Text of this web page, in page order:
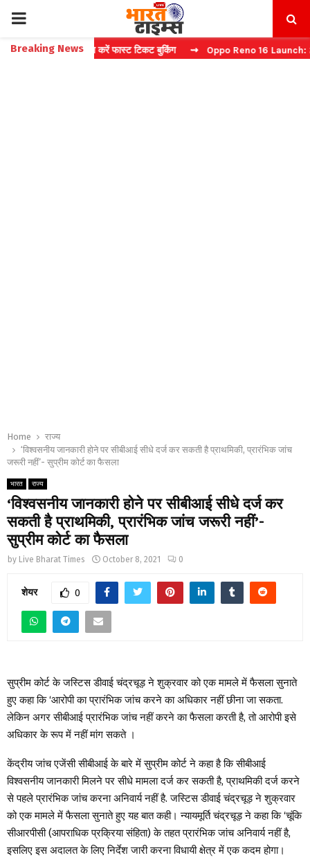
PRIMARY
MENU
Breaking News
बिना कैप्चा करें फास्ट टिकट बुकिंग ⇝ Oppo Reno 16 Launch: 2 जुलाई
Home
राज्य
‘विश्वसनीय जानकारी होने पर सीबीआई सीधे दर्ज कर सकती है प्राथमिकी, प्रारंभिक जांच
जरूरी नहीं’- सुप्रीम कोर्ट का फैसला
भारत राज्य
‘विश्वसनीय जानकारी होने पर सीबीआई सीधे दर्ज कर
सकती है प्राथमिकी, प्रारंभिक जांच जरूरी नहीं’-
सुप्रीम कोर्ट का फैसला
by Live Bharat Times October 8, 2021 0
शेयर 0
सुप्रीम कोर्ट के जस्टिस डीवाई चंद्रचूड़ ने शुक्रवार को एक मामले में फैसला सुनाते
हुए कहा कि ‘आरोपी का प्रारंभिक जांच करने का अधिकार नहीं छीना जा सकता.
लेकिन अगर सीबीआई प्रारंभिक जांच नहीं करने का फैसला करती है, तो आरोपी इसे
अधिकार के रूप में नहीं मांग सकते ।
केंद्रीय जांच एजेंसी सीबीआई के बारे में सुप्रीम कोर्ट ने कहा है कि सीबीआई
विश्वसनीय जानकारी मिलने पर सीधे मामला दर्ज कर सकती है, प्राथमिकी दर्ज करने
से पहले प्रारंभिक जांच करना अनिवार्य नहीं है. जस्टिस डीवाई चंद्रचूड़ ने शुक्रवार
को एक मामले में फैसला सुनाते हुए यह बात कही। न्यायमूर्ति चंद्रचूड़ ने कहा कि ‘चूंकि
सीआरपीसी (आपराधिक प्रक्रिया संहिता) के तहत प्रारंभिक जांच अनिवार्य नहीं है,
इसलिए इस अदालत के लिए निर्देश जारी करना विधायी क्षेत्र में एक कदम होगा।